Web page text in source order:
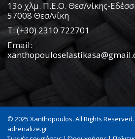
13ο χλμ. Π.Ε.Ο. Θεσ/νίκης-
57008 Θεσ/νίκη
Τ:(+30) 2310 722701
Email:
© 2025 Xanthopoulos. All Rights
adrenalize.gr